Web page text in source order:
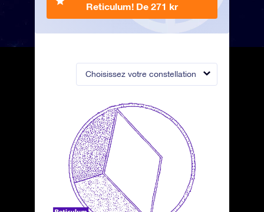
Choisissez votre constellation
Reticulum! De 271 kr